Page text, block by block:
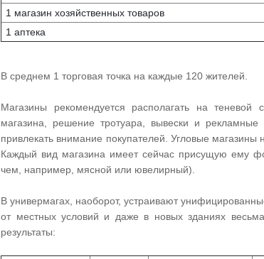
1 магазин хозяйственных товаров
1 аптека
В среднем 1 торговая точка на каждые 120 жителей.
Магазины рекомендуется располагать на
магазина, решение тротуара, вывески и
привлекать внимание покупателей. Угловые
Каждый вид магазина имеет сейчас присущую ему
чем, например, мясной или ювелирный).
В универмагах, наоборот, устраивают
от местных условий и даже в новых зданиях
результаты: